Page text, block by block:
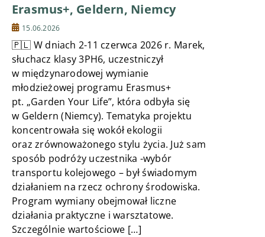
Erasmus+, Geldern, Niemcy
15.06.2026
🇵🇱 W dniach 2-11 czerwca 2026 r. Marek,
słuchacz klasy 3PH6, uczestniczył
w międzynarodowej wymianie
młodzieżowej programu Erasmus+
pt. „Garden Your Life”, która odbyła się
w Geldern (Niemcy). Tematyka projektu
koncentrowała się wokół ekologii
oraz zrównoważonego stylu życia. Już sam
sposób podróży uczestnika -wybór
transportu kolejowego – był świadomym
działaniem na rzecz ochrony środowiska.
Program wymiany obejmował liczne
działania praktyczne i warsztatowe.
Szczególnie wartościowe […]